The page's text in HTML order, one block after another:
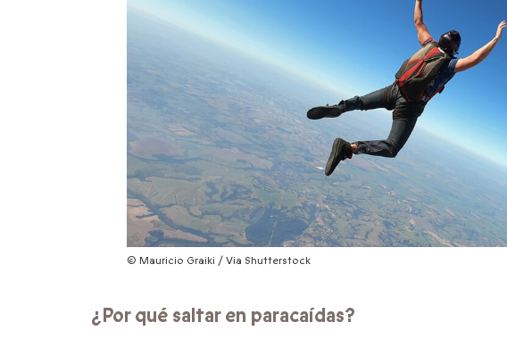
© Mauricio Graiki / Via Shutterstock
¿Por qué saltar en paracaídas?